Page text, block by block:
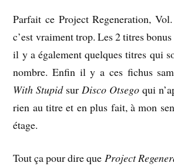
Parfait ce Project Regeneration,
c’est vraiment trop. Les 2 titres
il y a également quelques titres qui
nombre. Enfin il y a ces fichus
With Stupidsur Disco Otsegoqui
rien au titre et en plus fait, à mon
étage.
Tout ça pour dire que Project